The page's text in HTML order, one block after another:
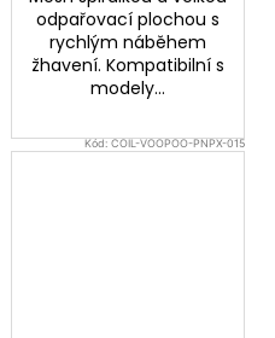
odpařovací plochou s
rychlým náběhem
žhavení. Kompatibilní s
modely...
Kód:COIL-VOOPOO-PNPX-015